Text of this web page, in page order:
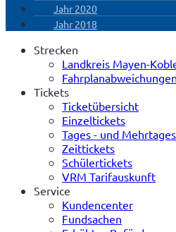
Jahr 2020
Jahr 2018
Strecken
Landkreis Mayen-
Fahrplanabweichungen
Tickets
Ticketübersicht
Einzeltickets
Tages - und
Zeittickets
Schülertickets
VRM Tarifauskunft
Service
Kundencenter
Fundsachen